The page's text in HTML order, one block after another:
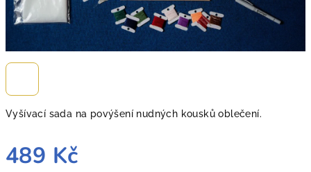
Vyšívací sada na povýšení nudných kousků oblečení.
489 Kč